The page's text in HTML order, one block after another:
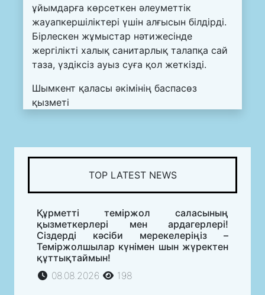
ұйымдарға көрсеткен әлеуметтік
жауапкершіліктері үшін алғысын білдірді.
Бірлескен жұмыстар нәтижесінде
жергілікті халық санитарлық талапқа сай
таза, үздіксіз ауыз суға қол жеткізді.
Шымкент қаласы әкімінің баспасөз
қызметі
TOP LATEST NEWS
Құрметті теміржол саласының
қызметкерлері мен ардагерлері!
Сіздерді кәсіби мерекелеріңіз –
Теміржолшылар күнімен шын жүректен
құттықтаймын!
08.08.2026
198